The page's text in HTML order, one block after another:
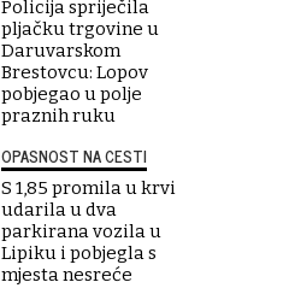
Policija spriječila
pljačku trgovine u
Daruvarskom
Brestovcu: Lopov
pobjegao u polje
praznih ruku
OPASNOST NA CESTI
S 1,85 promila u krvi
udarila u dva
parkirana vozila u
Lipiku i pobjegla s
mjesta nesreće